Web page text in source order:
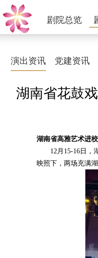
剧院总览
演出资讯 党建资讯
湖南省花鼓
湖南省高雅艺术进
12月15-16日，湖
映照下，两场充满